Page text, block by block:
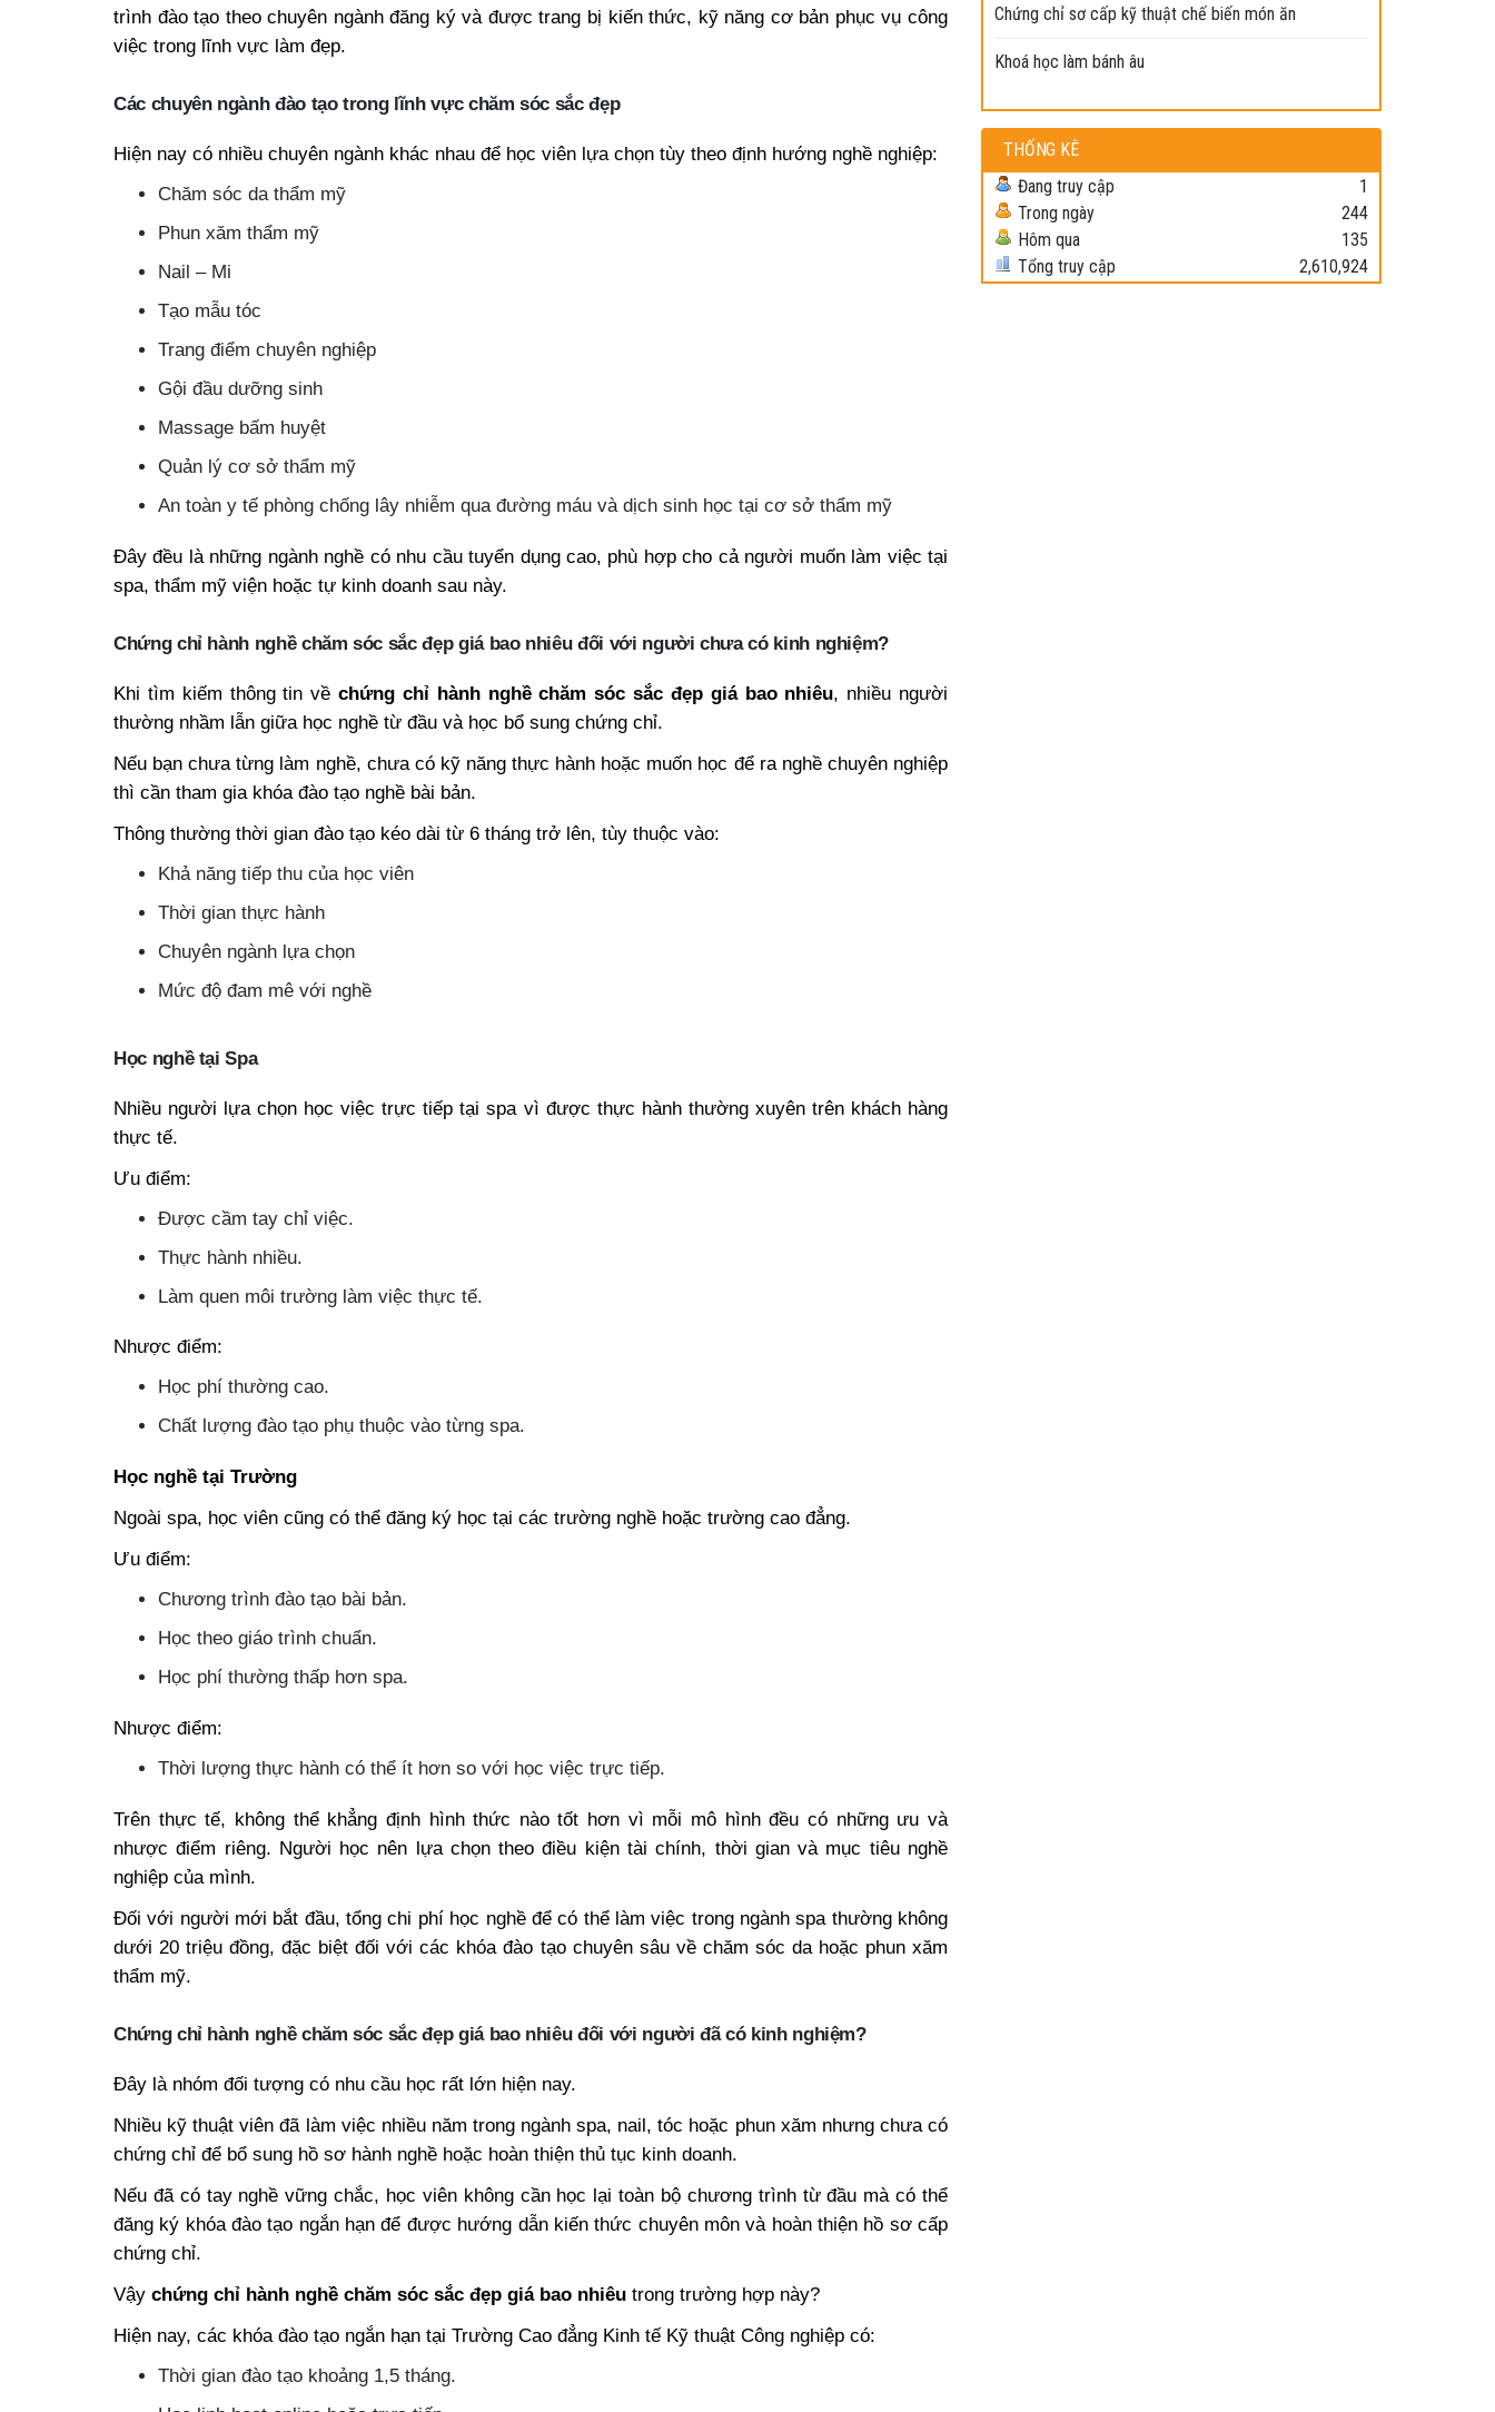
trình đào tạo theo chuyên ngành đăng ký và được trang bị kiến thức, kỹ năng cơ bản phục vụ công
việc trong lĩnh vực làm đẹp.
Các chuyên ngành đào tạo trong lĩnh vực chăm sóc sắc đẹp
Hiện nay có nhiều chuyên ngành khác nhau để học viên lựa chọn tùy theo định hướng nghề nghiệp:
Chăm sóc da thẩm mỹ
Phun xăm thẩm mỹ
Nail – Mi
Tạo mẫu tóc
Trang điểm chuyên nghiệp
Gội đầu dưỡng sinh
Massage bấm huyệt
Quản lý cơ sở thẩm mỹ
An toàn y tế phòng chống lây nhiễm qua đường máu và dịch sinh học tại cơ sở thẩm mỹ
Đây đều là những ngành nghề có nhu cầu tuyển dụng cao, phù hợp cho cả người muốn làm việc tại
spa, thẩm mỹ viện hoặc tự kinh doanh sau này.
Chứng chỉ hành nghề chăm sóc sắc đẹp giá bao nhiêu đối với người chưa có kinh nghiệm?
Khi tìm kiếm thông tin về chứng chỉ hành nghề chăm sóc sắc đẹp giá bao nhiêu, nhiều người
thường nhầm lẫn giữa học nghề từ đầu và học bổ sung chứng chỉ.
Nếu bạn chưa từng làm nghề, chưa có kỹ năng thực hành hoặc muốn học để ra nghề chuyên nghiệp
thì cần tham gia khóa đào tạo nghề bài bản.
Thông thường thời gian đào tạo kéo dài từ 6 tháng trở lên, tùy thuộc vào:
Khả năng tiếp thu của học viên
Thời gian thực hành
Chuyên ngành lựa chọn
Mức độ đam mê với nghề
Học nghề tại Spa
Nhiều người lựa chọn học việc trực tiếp tại spa vì được thực hành thường xuyên trên khách hàng
thực tế.
Ưu điểm:
Được cầm tay chỉ việc.
Thực hành nhiều.
Làm quen môi trường làm việc thực tế.
Nhược điểm:
Học phí thường cao.
Chất lượng đào tạo phụ thuộc vào từng spa.
Học nghề tại Trường
Ngoài spa, học viên cũng có thể đăng ký học tại các trường nghề hoặc trường cao đẳng.
Ưu điểm:
Chương trình đào tạo bài bản.
Học theo giáo trình chuẩn.
Học phí thường thấp hơn spa.
Nhược điểm:
Thời lượng thực hành có thể ít hơn so với học việc trực tiếp.
Trên thực tế, không thể khẳng định hình thức nào tốt hơn vì mỗi mô hình đều có những ưu và
nhược điểm riêng. Người học nên lựa chọn theo điều kiện tài chính, thời gian và mục tiêu nghề
nghiệp của mình.
Đối với người mới bắt đầu, tổng chi phí học nghề để có thể làm việc trong ngành spa thường không
dưới 20 triệu đồng, đặc biệt đối với các khóa đào tạo chuyên sâu về chăm sóc da hoặc phun xăm
thẩm mỹ.
Chứng chỉ hành nghề chăm sóc sắc đẹp giá bao nhiêu đối với người đã có kinh nghiệm?
Đây là nhóm đối tượng có nhu cầu học rất lớn hiện nay.
Nhiều kỹ thuật viên đã làm việc nhiều năm trong ngành spa, nail, tóc hoặc phun xăm nhưng chưa có
chứng chỉ để bổ sung hồ sơ hành nghề hoặc hoàn thiện thủ tục kinh doanh.
Nếu đã có tay nghề vững chắc, học viên không cần học lại toàn bộ chương trình từ đầu mà có thể
đăng ký khóa đào tạo ngắn hạn để được hướng dẫn kiến thức chuyên môn và hoàn thiện hồ sơ cấp
chứng chỉ.
Vậy chứng chỉ hành nghề chăm sóc sắc đẹp giá bao nhiêu trong trường hợp này?
Hiện nay, các khóa đào tạo ngắn hạn tại Trường Cao đẳng Kinh tế Kỹ thuật Công nghiệp có:
Thời gian đào tạo khoảng 1,5 tháng.
Chứng chỉ sơ cấp kỹ thuật chế biến món ăn
Khoá học làm bánh âu
THỐNG KÊ
Đang truy cập
1
Trong ngày
244
Hôm qua
135
Tổng truy cập
2,610,924